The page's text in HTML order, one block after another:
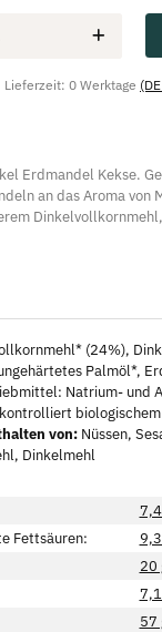
Lieferzeit: 0 Werktage
Erdmandel Kekse.
an das Aroma von
(24%),
Palmöl*,
Natrium- und
von:Nüssen,
Dinkelmehl
Fettsäuren:
20
57